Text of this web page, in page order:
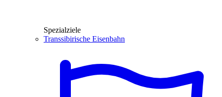
Spezialziele
Transsibirische Eisenbahn